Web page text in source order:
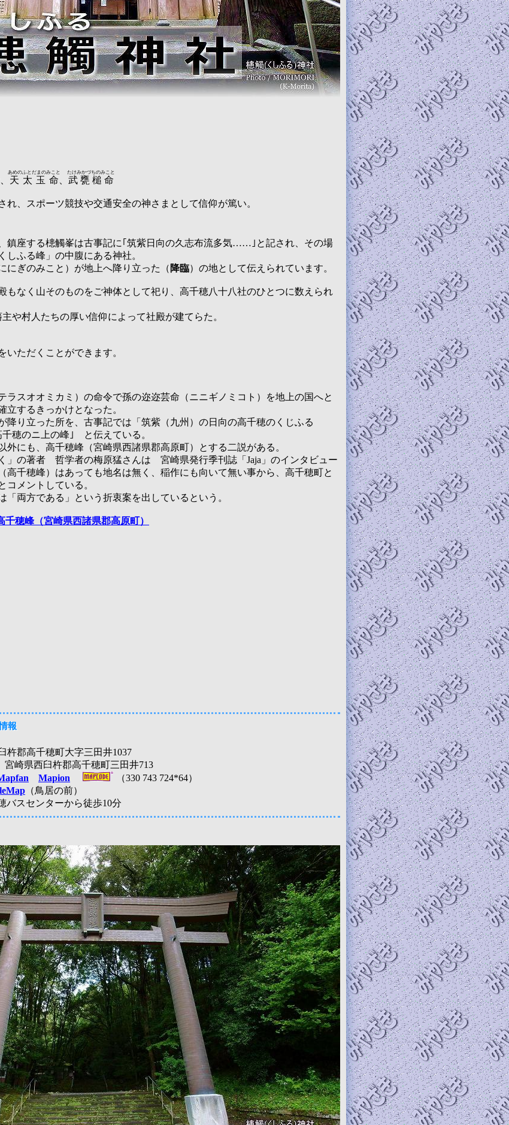
天太玉命
あめのふとだまのみこと
武甕槌命
たけみかづちのみこと
れ、スポーツ競技や交通安全の神さまとして信仰が篤い。
鎮座する槵觸峯は古事記に｢筑紫日向の久志布流多気……｣と記され、その場
しふる峰」の中腹にある神社。
にぎのみこと）が地上へ降り立った（ 降臨）の地として伝えられています。
もなく山そのものをご神体として祀り、高千穂八十八社のひとつに数えられ
や村人たちの厚い信仰によって社殿が建てらた。
いただくことができます。
ラスオオミカミ）の命令で孫の迩迩芸命（ニニギノミコト）を地上の国へと
立するきっかけとなった。
降り立った所を、古事記では「筑紫（九州）の日向の高千穂のくじふる
穂のニ上の峰｣ と伝えている。
外にも、高千穂峰（宮崎県西諸県郡高原町）とする二説がある。
」の著者 哲学者の梅原猛さんは 宮崎県発行季刊誌「Jaja」のインタビュー
高千穂峰）はあっても地名は無く、稲作にも向いて無い事から、高千穂町と
コメントしている。
両方である」という折衷案を出しているという。
千穂峰（宮崎県西諸県郡高原町）
報
杵郡高千穂町大字三田井1037
崎県西臼杵郡高千穂町三田井713
Mapion
（330 743 724*64）
（鳥居の前）
バスセンターから徒歩10分